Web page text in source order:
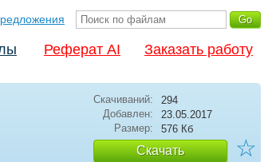
Реферат AI Заказать работу
Скачиваний:
294
Добавлен:
23.05.2017
Размер:
576 Кб
Скачать ☆